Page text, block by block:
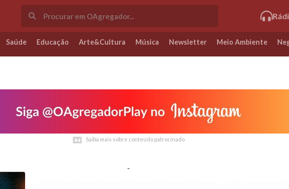
Saúde Educação Arte&Cultura Música Newsletter Meio Ambiente
Saiba mais sobre conteúdo patrocinado
Saiba mais sobre conteúdo patrocinado
-